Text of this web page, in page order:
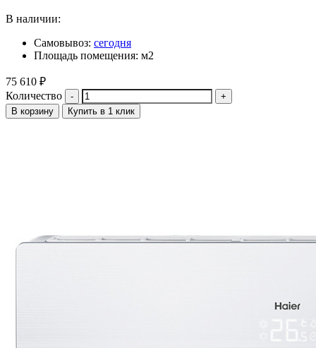
В наличии:
Самовывоз: сегодня
Площадь помещения: м2
75 610 ₽
Количество
В корзину Купить в 1 клик